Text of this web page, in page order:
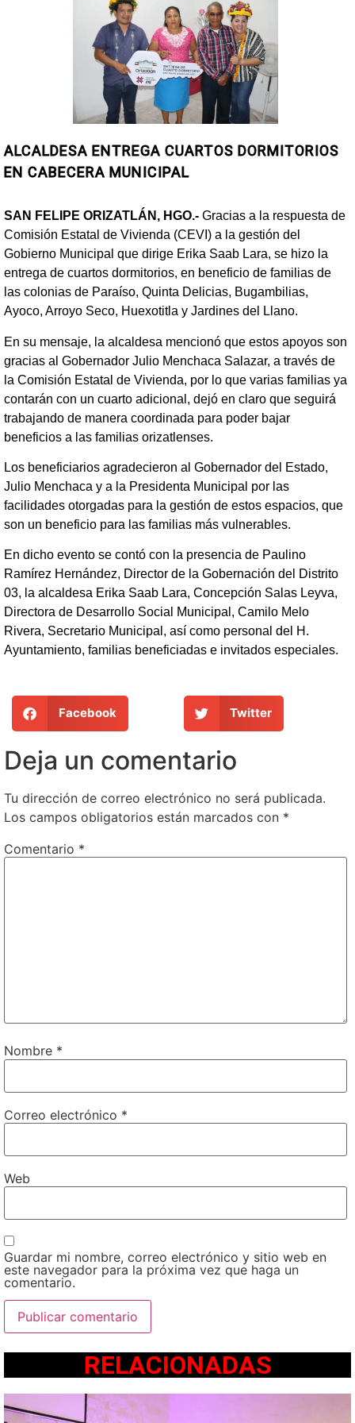
ALCALDESA ENTREGA CUARTOS DORMITORIOS
EN CABECERA MUNICIPAL
SAN FELIPE ORIZATLÁN, HGO.- Gracias a la respuesta de
Comisión Estatal de Vivienda (CEVI) a la gestión del
Gobierno Municipal que dirige Erika Saab Lara, se hizo la
entrega de cuartos dormitorios, en beneficio de familias de
las colonias de Paraíso, Quinta Delicias, Bugambilias,
Ayoco, Arroyo Seco, Huexotitla y Jardines del Llano.
En su mensaje, la alcaldesa mencionó que estos apoyos son
gracias al Gobernador Julio Menchaca Salazar, a través de
la Comisión Estatal de Vivienda, por lo que varias familias ya
contarán con un cuarto adicional, dejó en claro que seguirá
trabajando de manera coordinada para poder bajar
beneficios a las familias orizatlenses.
Los beneficiarios agradecieron al Gobernador del Estado,
Julio Menchaca y a la Presidenta Municipal por las
facilidades otorgadas para la gestión de estos espacios, que
son un beneficio para las familias más vulnerables.
En dicho evento se contó con la presencia de Paulino
Ramírez Hernández, Director de la Gobernación del Distrito
03, la alcaldesa Erika Saab Lara, Concepción Salas Leyva,
Directora de Desarrollo Social Municipal, Camilo Melo
Rivera, Secretario Municipal, así como personal del H.
Ayuntamiento, familias beneficiadas e invitados especiales.
Facebook Twitter
Deja un comentario
Tu dirección de correo electrónico no será publicada.
Los campos obligatorios están marcados con *
Comentario *
Nombre *
Correo electrónico *
Web
Guardar mi nombre, correo electrónico y sitio web en
este navegador para la próxima vez que haga un
comentario.
RELACIONADAS